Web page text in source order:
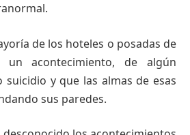
de los hoteles o posadas de
un acontecimiento, de algún
suicidio y que las almas de esas
sus paredes.